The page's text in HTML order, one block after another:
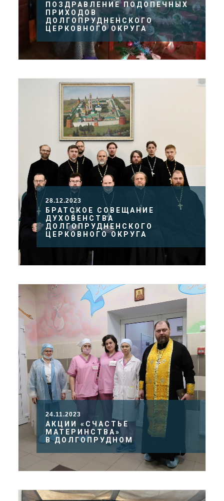
ПОЗДРАВЛЕНИЕ ПОДОПЕЧНЫХ
ПРИХОДОВ
ДОЛГОПРУДНЕНСКОГО
ЦЕРКОВНОГО ОКРУГА
28.12.2023
БРАТСКОЕ СОВЕЩАНИЕ
ДУХОВЕНСТВА
ДОЛГОПРУДНЕНСКОГО
ЦЕРКОВНОГО ОКРУГА
24.11.2023
АКЦИИ «СЧАСТЬЕ
МАТЕРИНСТВА»
В ДОЛГОПРУДНОМ